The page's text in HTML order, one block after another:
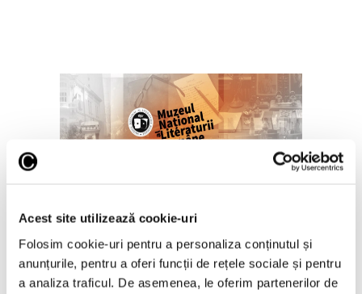
Acest site utilizează cookie-uri
Folosim cookie-uri pentru a personaliza conținutul și
anunțurile, pentru a oferi funcții de rețele sociale și pentru
a analiza traficul. De asemenea, le oferim partenerilor de
internațională de grup la Muzeul
Național al Literaturii Române
6 August 2026